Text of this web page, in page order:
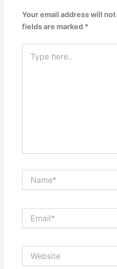
Your email address will
fields are marked *
here..